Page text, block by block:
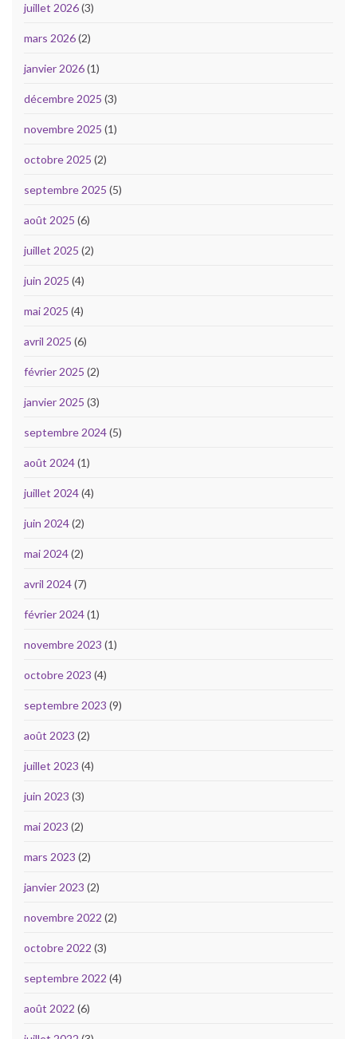
juillet 2026(3)
mars 2026(2)
janvier 2026(1)
décembre 2025 (3)
novembre 2025 (1)
octobre 2025 (2)
septembre 2025 (5)
août 2025 (6)
juillet 2025 (2)
juin 2025 (4)
mai 2025 (4)
avril 2025 (6)
février 2025 (2)
janvier 2025 (3)
septembre 2024(5)
août 2024(1)
juillet 2024(4)
juin 2024(2)
mai 2024(2)
avril 2024(7)
février 2024(1)
novembre 2023 (1)
octobre 2023 (4)
septembre 2023 (9)
août 2023 (2)
juillet 2023 (4)
juin 2023 (3)
mai 2023 (2)
mars 2023 (2)
janvier 2023 (2)
novembre 2022 (2)
octobre 2022 (3)
septembre 2022 (4)
août 2022 (6)